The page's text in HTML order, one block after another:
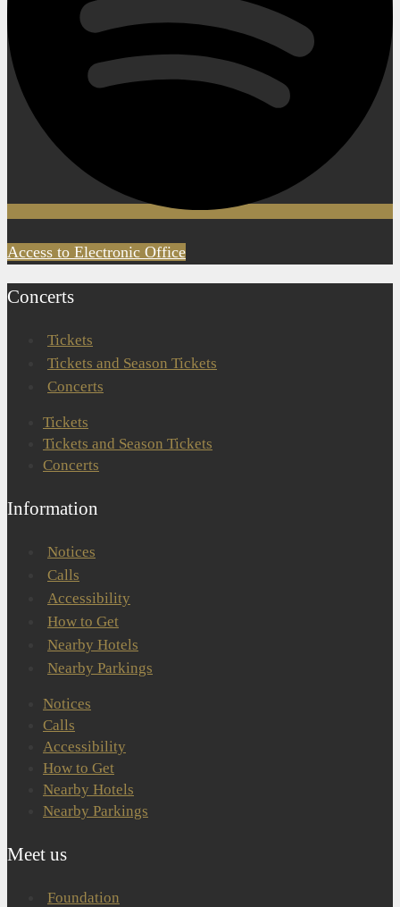
Access to Electronic Office
Concerts
Tickets
Tickets and Season Tickets
Concerts
Tickets
Tickets and Season Tickets
Concerts
Information
Notices
Calls
Accessibility
How to Get
Nearby Hotels
Nearby Parkings
Notices
Calls
Accessibility
How to Get
Nearby Hotels
Nearby Parkings
Meet us
Foundation